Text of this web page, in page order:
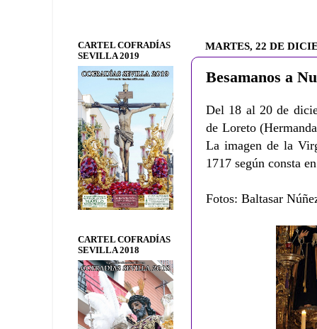
MARTES, 22 DE
Besamanos a
Del 18 al 20 de
de Loreto
La imagen de la
1717 según consta
Fotos: Baltasar
CARTEL COFRADÍAS
SEVILLA 2019
CARTEL COFRADÍAS
SEVILLA 2018